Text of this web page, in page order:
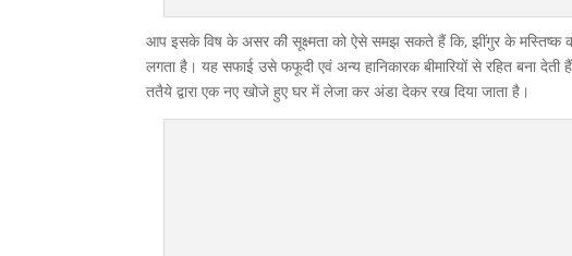
आप इसके विष के असर की सूक्ष्मता को ऐसे समझ सकते हैं कि, झींगुर के
लगता है। यह सफाई उसे फफूदी एवं अन्य हानिकारक बीमारियों से रहित बना
ततैये द्वारा एक नए खोजे हुए घर में लेजा कर अंडा देकर रख दिया जाता है।